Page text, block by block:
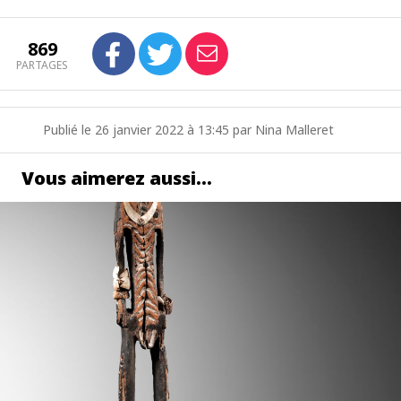
869
PARTAGES
Publié le 26 janvier 2022 à 13:45 par Nina Malleret
Vous aimerez aussi…